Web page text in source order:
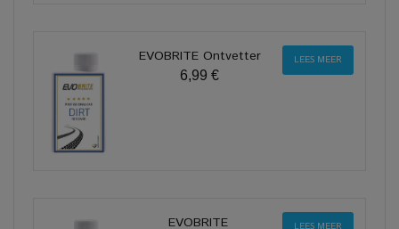
EVOBRITE Ontvetter
6,99 €
LEES MEER
EVOBRITE LEES MEER